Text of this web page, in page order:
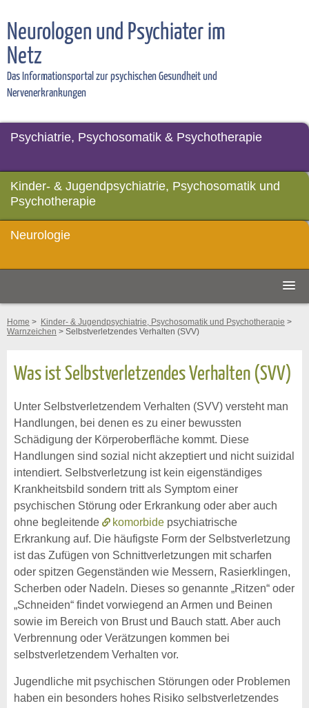
Neurologen und Psychiater im
Netz
Das Informationsportal zur psychischen Gesundheit und
Nervenerkrankungen
Psychiatrie, Psychosomatik & Psychotherapie
Kinder- & Jugendpsychiatrie, Psychosomatik und
Psychotherapie
Neurologie
Home > Kinder- & Jugendpsychiatrie, Psychosomatik und Psychotherapie >
Warnzeichen > Selbstverletzendes Verhalten (SVV)
Was ist Selbstverletzendes Verhalten (SVV)
Unter Selbstverletzendem Verhalten (SVV) versteht man
Handlungen, bei denen es zu einer bewussten
Schädigung der Körperoberfläche kommt. Diese
Handlungen sind sozial nicht akzeptiert und nicht suizidal
intendiert. Selbstverletzung ist kein eigenständiges
Krankheitsbild sondern tritt als Symptom einer
psychischen Störung oder Erkrankung oder aber auch
ohne begleitende
komorbide psychiatrische
Erkrankung auf. Die häufigste Form der Selbstverletzung
ist das Zufügen von Schnittverletzungen mit scharfen
oder spitzen Gegenständen wie Messern, Rasierklingen,
Scherben oder Nadeln. Dieses so genannte „Ritzen“ oder
„Schneiden“ findet vorwiegend an Armen und Beinen
sowie im Bereich von Brust und Bauch statt. Aber auch
Verbrennung oder Verätzungen kommen bei
selbstverletzendem Verhalten vor.
Jugendliche mit psychischen Störungen oder Problemen
haben ein besonders hohes Risiko selbstverletzendes